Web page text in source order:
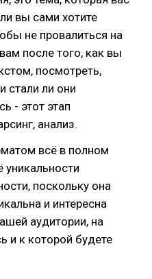
вы сами хотите
не провалиться на
после того, как вы
посмотреть,
стали ли они
- этот этап
анализ.
всё в полном
уникальности
поскольку она
и интересна
аудитории, на
и к которой будете